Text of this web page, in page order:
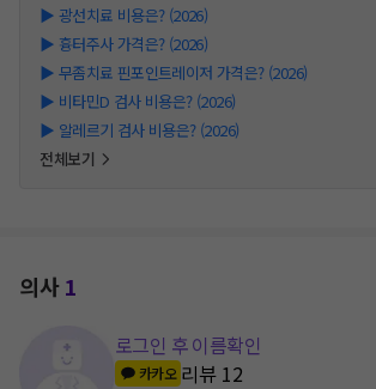
▶ 광선치료 비용은? (2026)
▶ 흉터주사 가격은? (2026)
▶ 무좀치료 핀포인트레이저 가격은? (2026)
▶ 비타민D 검사 비용은? (2026)
▶ 알레르기 검사 비용은? (2026)
전체보기
의사1
로그인 후 이름확인
카카오 리뷰 12